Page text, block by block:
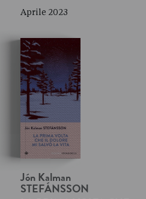
Aprile 2023
Jón Kalman
STEFÁNSSON